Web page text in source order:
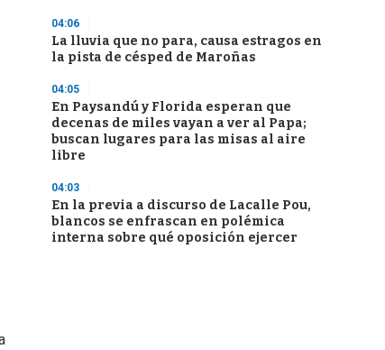
04:06
La lluvia que no para, causa estragos en
la pista de césped de Maroñas
04:05
En Paysandú y Florida esperan que
decenas de miles vayan a ver al Papa;
buscan lugares para las misas al aire
libre
04:03
En la previa a discurso de Lacalle Pou,
blancos se enfrascan en polémica
interna sobre qué oposición ejercer